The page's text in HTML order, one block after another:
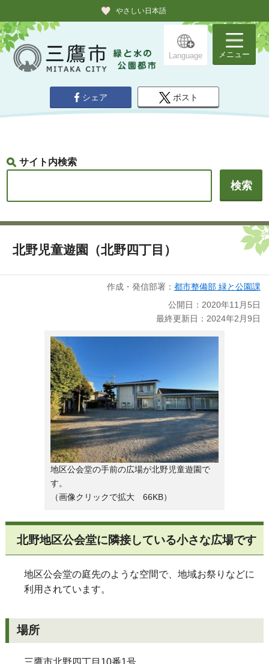
やさしい日本語
Language メニュー
シェア ポスト
サイト内検索
北野児童遊園（北野四丁目）
作成・発信部署： 都市整備部 緑と公園課
公開日：2020年11月5日
最終更新日：2024年2月9日
地区公会堂の手前の広場が北野児童遊園で
す。
（画像クリックで拡大 66KB）
北野地区公会堂に隣接している小さな広場です
地区公会堂の庭先のような空間で、地域お祭りなどに
利用されています。
場所